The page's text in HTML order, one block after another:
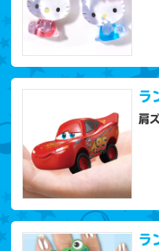
ラ
肩
ラ